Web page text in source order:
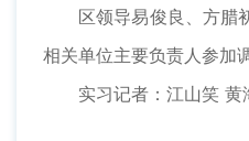
区领导易俊良、方腊
相关单位主要负责人参加
实习记者：江山笑 黄